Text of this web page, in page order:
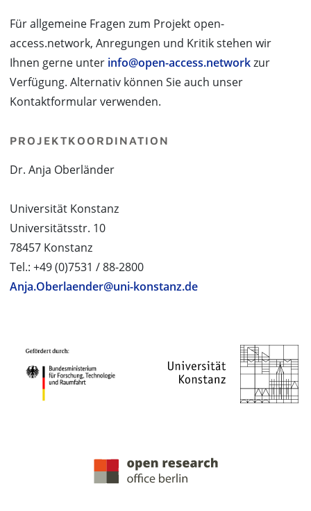
Für allgemeine Fragen zum Projekt open-
access.network, Anregungen und Kritik stehen wir
Ihnen gerne unter info@open-access.networkzur
Verfügung. Alternativ können Sie auch unser
Kontaktformular verwenden.
PROJEKTKOORDINATION
Dr. Anja Oberländer
Universität Konstanz
Universitätsstr. 10
78457 Konstanz
Tel.: +49 (0)7531 / 88-2800
Anja.Oberlaender@uni-konstanz.de